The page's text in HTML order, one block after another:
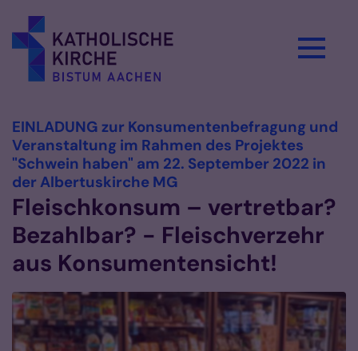
EINLADUNG zur Konsumentenbefragung und
Veranstaltung im Rahmen des Projektes
"Schwein haben" am 22. September 2022 in
der Albertuskirche MG
Fleischkonsum – vertretbar?
Bezahlbar? - Fleischverzehr
aus Konsumentensicht!